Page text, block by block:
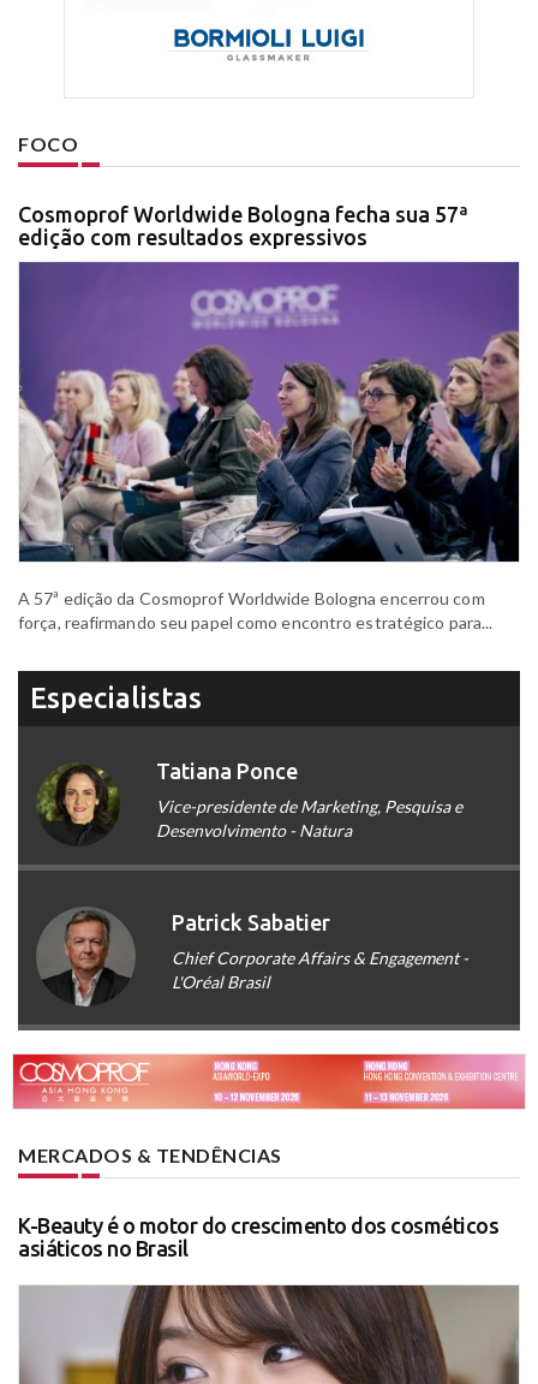
FOCO
Cosmoprof Worldwide Bologna fecha sua 57ª
edição com resultados expressivos
A 57ª edição da Cosmoprof Worldwide Bologna encerrou com
força, reafirmando seu papel como encontro estratégico para...
Especialistas
Tatiana Ponce
Vice-presidente de Marketing, Pesquisa e
Desenvolvimento - Natura
Patrick Sabatier
Chief Corporate Affairs & Engagement -
L'Oréal Brasil
MERCADOS & TENDÊNCIAS
K-Beauty é o motor do crescimento dos cosméticos
asiáticos no Brasil